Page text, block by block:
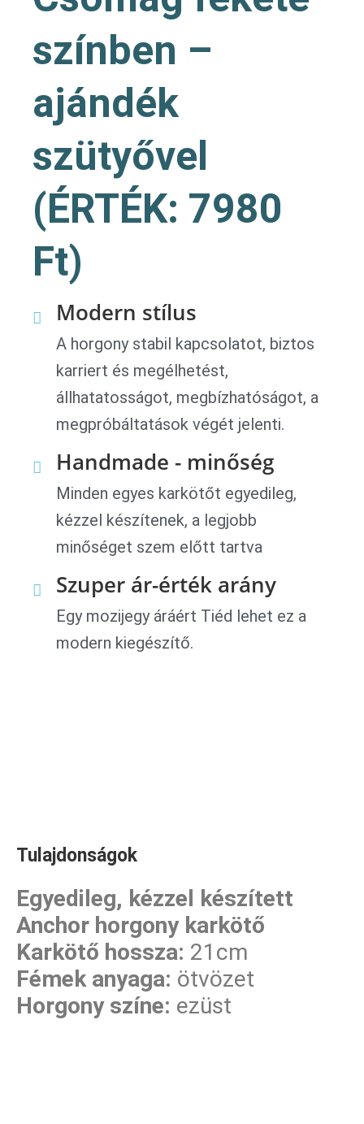
színben –
ajándék
szütyővel
(ÉRTÉK: 7980
Ft)
Modern stílus
A horgony stabil kapcsolatot, biztos
karriert és megélhetést,
állhatatosságot, megbízhatóságot, a
megpróbáltatások végét jelenti.
Handmade - minőség
Minden egyes karkötőt egyedileg,
kézzel készítenek, a legjobb
minőséget szem előtt tartva
Szuper ár-érték arány
Egy mozijegy áráért Tiéd lehet ez a
modern kiegészítő.
Tulajdonságok
Egyedileg, kézzel készített
Anchor horgony karkötő
Karkötő hossza: 21cm
Fémek anyaga: ötvözet
Horgony színe: ezüst